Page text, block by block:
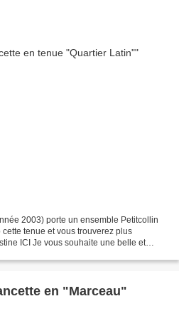
2003) porte un ensemble Petitcollin
tenue et vous trouverez plus
ICI Je vous souhaite une belle et
en "Marceau"